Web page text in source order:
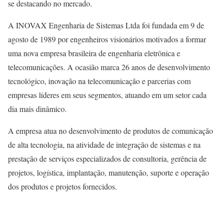
se destacando no mercado.
A INOVAX Engenharia de Sistemas Ltda foi fundada em 9 de
agosto de 1989 por engenheiros visionários motivados a formar
uma nova empresa brasileira de engenharia eletrônica e
telecomunicações. A ocasião marca 26 anos de desenvolvimento
tecnológico, inovação na telecomunicação e parcerias com
empresas líderes em seus segmentos, atuando em um setor cada
dia mais dinâmico.
A empresa atua no desenvolvimento de produtos de comunicação
de alta tecnologia, na atividade de integração de sistemas e na
prestação de serviços especializados de consultoria, gerência de
projetos, logística, implantação, manutenção, suporte e operação
dos produtos e projetos fornecidos.